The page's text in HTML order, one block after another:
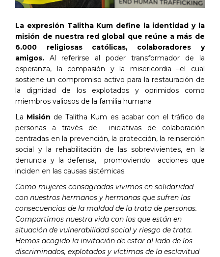
La expresión Talitha Kum define la identidad y la
misión de nuestra red global que reúne a más de
6.000 religiosas católicas, colaboradores y
amigos.Al referirse al poder transformador de la
esperanza, la compasión y la misericordia –el cual
sostiene un compromiso activo para la restauración de
la dignidad de los explotados y oprimidos como
miembros valiosos de la familia humana
La Misión de Talitha Kum es acabar con el tráfico de
personas a través de iniciativas de colaboración
centradas en la prevención, la protección, la reinserción
social y la rehabilitación de las sobrevivientes, en la
denuncia y la defensa, promoviendo acciones que
inciden en las causas sistémicas.
Como mujeres consagradas vivimos en solidaridad
con nuestros hermanos y hermanas que sufren las
consecuencias de la maldad de la trata de personas.
Compartimos nuestra vida con los que están en
situación de vulnerabilidad social y riesgo de trata.
Hemos acogido la invitación de estar al lado de los
discriminados, explotados y víctimas de la esclavitud